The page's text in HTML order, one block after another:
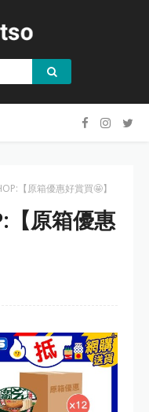
【原箱優惠好賞買🤩】
【原箱優惠